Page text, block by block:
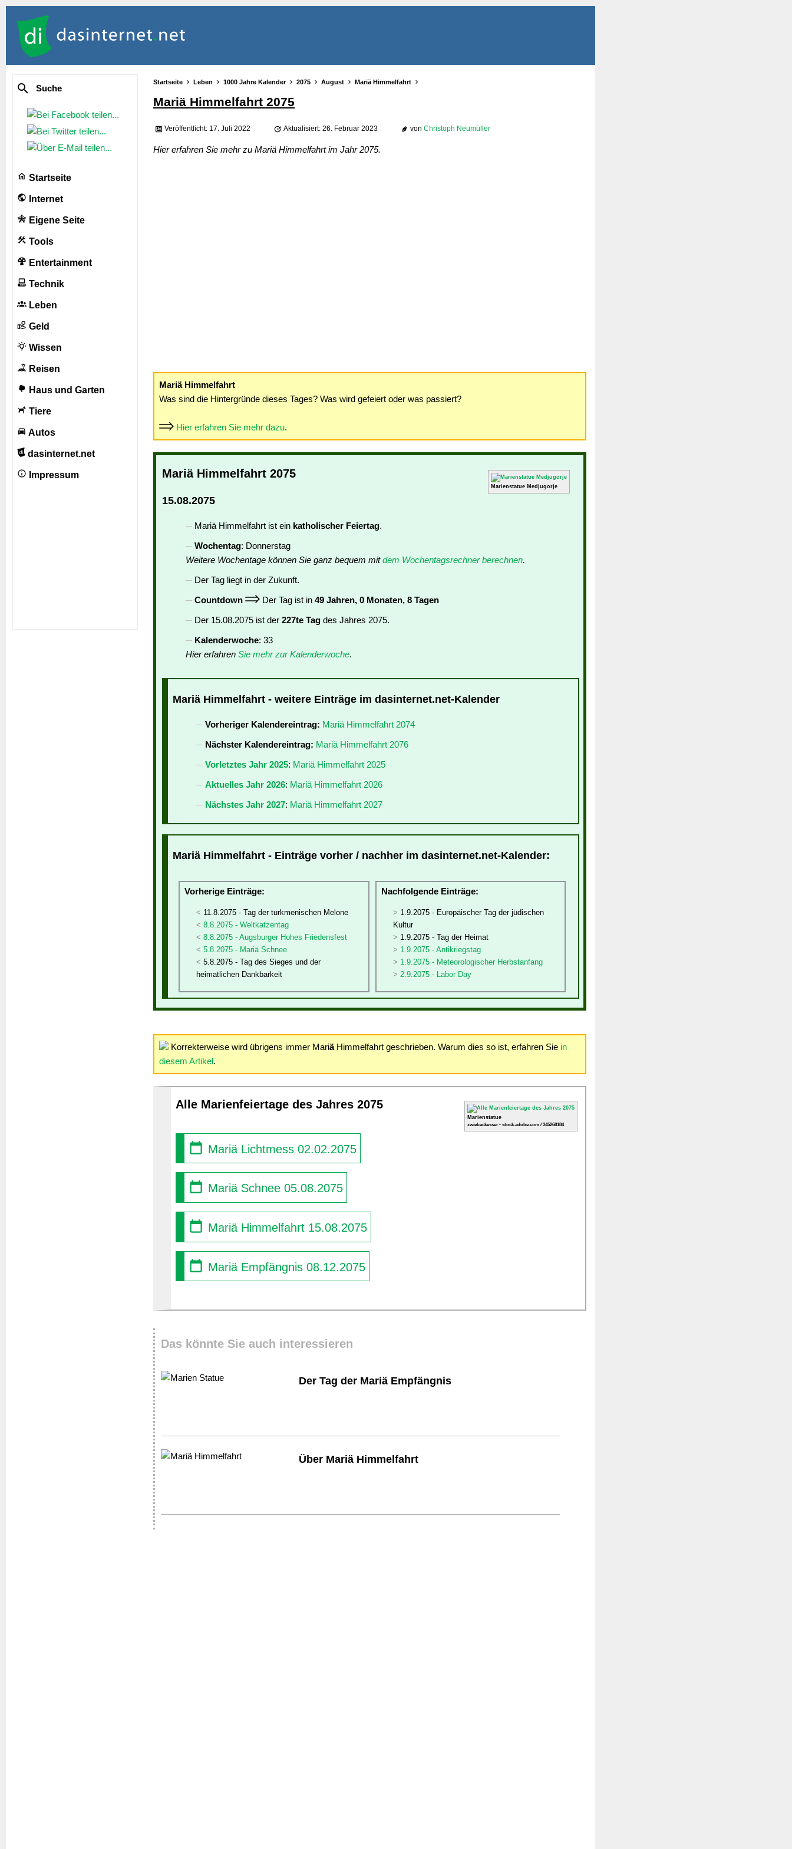
Suche
Startseite
Internet
Eigene Seite
Tools
Entertainment
Technik
Leben
Geld
Wissen
Reisen
Haus und Garten
Tiere
Autos
dasinternet.net
Impressum
Startseite Leben 1000 Jahre Kalender 2075 August Mariä Himmelfahrt
Mariä Himmelfahrt 2075
Veröffentlicht: 17. Juli 2022 Aktualisiert: 26. Februar 2023 von Christoph Neumüller
Hier erfahren Sie mehr zu Mariä Himmelfahrt im Jahr 2075.
Mariä Himmelfahrt
Was sind die Hintergründe dieses Tages? Was wird gefeiert oder was passiert?
Hier erfahren Sie mehr dazu.
Marienstatue Medjugorje
Mariä Himmelfahrt 2075
15.08.2075
Mariä Himmelfahrt ist ein katholischer Feiertag.
Wochentag: Donnerstag
Weitere Wochentage können Sie ganz bequem mitdem Wochentagsrechner berechnen.
Der Tag liegt in der Zukunft.
Countdown
Der Tag ist in 49 Jahren, 0 Monaten, 8 Tagen
Der 15.08.2075 ist der 227te Tag des Jahres 2075.
Kalenderwoche: 33
Hier erfahren Sie mehr zur Kalenderwoche.
Mariä Himmelfahrt - weitere Einträge im dasinternet.net-Kalender
Vorheriger Kalendereintrag: Mariä Himmelfahrt 2074
Nächster Kalendereintrag: Mariä Himmelfahrt 2076
Vorletztes Jahr 2025: Mariä Himmelfahrt 2025
Aktuelles Jahr 2026: Mariä Himmelfahrt 2026
Nächstes Jahr 2027: Mariä Himmelfahrt 2027
Mariä Himmelfahrt - Einträge vorher / nachher im dasinternet.net-Kalender:
Vorherige Einträge:
11.8.2075 - Tag der turkmenischen Melone
8.8.2075 - Weltkatzentag
8.8.2075 - Augsburger Hohes Friedensfest
5.8.2075 - Mariä Schnee
5.8.2075 - Tag des Sieges und der
heimatlichen Dankbarkeit
Nachfolgende Einträge:
1.9.2075 - Europäischer Tag der jüdischen
Kultur
1.9.2075 - Tag der Heimat
1.9.2075 - Antikriegstag
1.9.2075 - Meteorologischer Herbstanfang
2.9.2075 - Labor Day
Korrekterweise wird übrigens immer MariäHimmelfahrt geschrieben. Warum dies so ist, erfahren Sie in
diesem Artikel.
Marienstatue
zwiebackesser - stock.adobe.com / 345268184
Alle Marienfeiertage des Jahres 2075
Mariä Lichtmess 02.02.2075
Mariä Schnee 05.08.2075
Mariä Himmelfahrt 15.08.2075
Mariä Empfängnis 08.12.2075
Das könnte Sie auch interessieren
Der Tag der Mariä Empfängnis
Über Mariä Himmelfahrt